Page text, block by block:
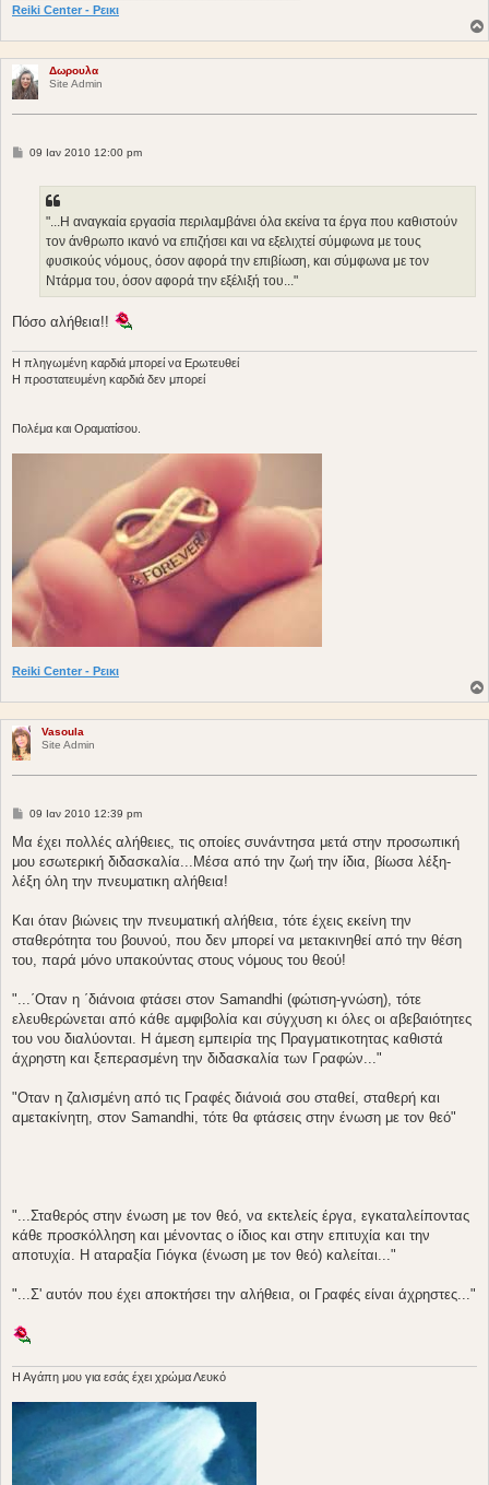
Reiki Center - Ρεικι
Δωρουλα
Site Admin
Δ09 Ιαν 2010 12:00 pm
"...Η αναγκαία εργασία περιλαμβάνει όλα εκείνα τα έργα που καθιστούν
τον άνθρωπο ικανό να επιζήσει και να εξελιχτεί σύμφωνα με τους
φυσικούς νόμους, όσον αφορά την επιβίωση, και σύμφωνα με τον
Ντάρμα του, όσον αφορά την εξέλιξή του..."
Πόσο αλήθεια!!
Η πληγωμένη καρδιά μπορεί να Ερωτευθεί
Η προστατευμένη καρδιά δεν μπορεί
Πολέμα και Οραματίσου.
Reiki Center - Ρεικι
Vasoula
Site Admin
Δ
μ
σ
ί
σ
09 Ιαν 2010 12:39 pm
Μα έχει πολλές αλήθειες, τις οποίες συνάντησα μετά στην προσωπική
μου εσωτερική διδασκαλία...Μέσα από την ζωή την ίδια, βίωσα λέξη-
λέξη όλη την πνευματικη αλήθεια!
Και όταν βιώνεις την πνευματική αλήθεια, τότε έχεις εκείνη την
σταθερότητα του βουνού, που δεν μπορεί να μετακινηθεί από την θέση
του, παρά μόνο υπακούντας στους νόμους του θεού!
"...΄Οταν η ΄διάνοια φτάσει στον Samandhi (φώτιση-γνώση), τότε
ελευθερώνεται από κάθε αμφιβολία και σύγχυση κι όλες οι αβεβαιότητες
του νου διαλύονται. Η άμεση εμπειρία της Πραγματικοτητας καθιστά
άχρηστη και ξεπερασμένη την διδασκαλία των Γραφών..."
"Οταν η ζαλισμένη από τις Γραφές διάνοιά σου σταθεί, σταθερή και
αμετακίνητη, στον Samandhi, τότε θα φτάσεις στην ένωση με τον θεό"
"...Σταθερός στην ένωση με τον θεό, να εκτελείς έργα, εγκαταλείποντας
κάθε προσκόλληση και μένοντας ο ίδιος και στην επιτυχία και την
αποτυχία. Η αταραξία Γιόγκα (ένωση με τον θεό) καλείται..."
"...Σ' αυτόν που έχει αποκτήσει την αλήθεια, οι Γραφές είναι άχρηστες..."
H Aγάπη μου για εσάς έχει χρώμα Λευκό